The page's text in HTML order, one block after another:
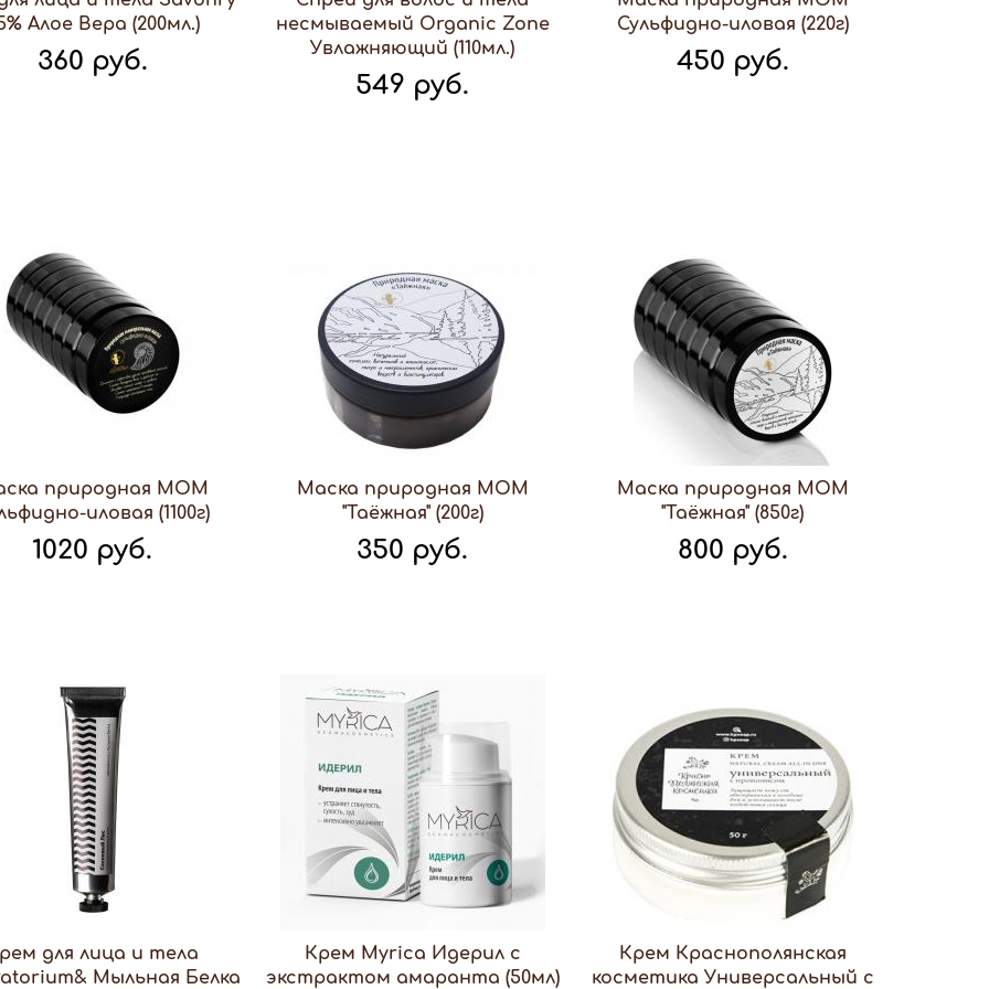
Алое Вера (200мл.)
360 руб.
несмываемый Organic Zone
Увлажняющий (110мл.)
549 руб.
Сульфидно-иловая (220г)
450 руб.
природная МОМ
иловая (1100г)
1020 руб.
Маска природная МОМ
"Таёжная" (200г)
350 руб.
Маска природная МОМ
"Таёжная" (850г)
800 руб.
для лица и тела
Мыльная Белка
Крем Myrica Идерил с
экстрактом амаранта (50мл)
Крем Краснополянская
косметика Универсальный с